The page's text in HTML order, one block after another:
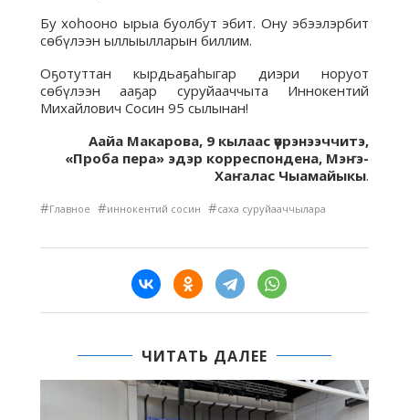
Бу хоһооно ырыа буолбут эбит. Ону эбээлэрбит
сөбүлээн ыллыылларын биллим.
Оҕотуттан кырдьаҕаһыгар диэри норуот
сөбүлээн ааҕар суруйааччыта Иннокентий
Михайлович Сосин 95 сылынан!
Аайа Макарова, 9 кылаас үөрэнээччитэ,
«Проба пера» эдэр корреспондена, Мэҥэ-
Хаҥалас Чыамайыкы.
#Главное #иннокентий сосин #саха суруйааччылара
ЧИТАТЬ ДАЛЕЕ